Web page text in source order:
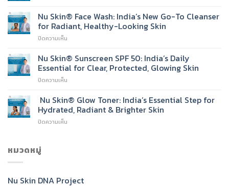
Skin®
Light
Moisturising
Nu Skin® Face Wash: India’s New Go-To Cleanser
for Radiant, Healthy-Looking Skin
ปิดความเห็น
Skin®
Face
Wash:
Go-
To
Cleanser
Nu Skin® Sunscreen SPF 50: India’s Daily
Essential for Clear, Protected, Glowing Skin
ปิดความเห็น
Skin®
Sunscreen
SPF
Glowing
Nu Skin® Glow Toner: India’s Essential Step for
Hydrated, Radiant & Brighter Skin
ปิดความเห็น
Step
หมวดหมู่
Nu Skin DNA Project